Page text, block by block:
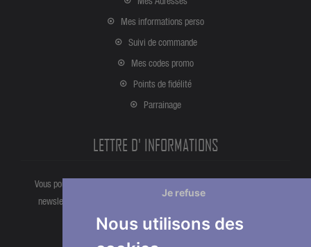
Nous utilisons des
Je refuse
Mes informations perso
Suivi de commande
Mes codes promo
Points de fidélité
Parrainage
LETTRE D' INFORMATIONS
Vous pouvez vous désinscrire à tout moment directement partir de la
newsletter. Ou bien à partir de nos informations de contact dans les
conditions d'utlisation du site.